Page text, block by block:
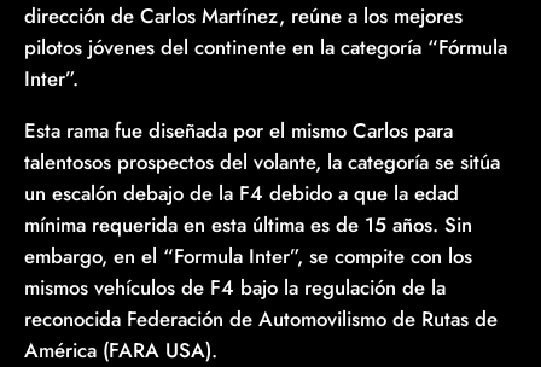
dirección de Carlos Martínez, reúne a los mejores
pilotos jóvenes del continente en la categoría “Fórmula
Inter”.
Esta rama fue diseñada por el mismo Carlos para
talentosos prospectos del volante, la categoría se sitúa
un escalón debajo de la F4 debido a que la edad
mínima requerida en esta última es de 15 años. Sin
embargo, en el “Formula Inter”, se compite con los
mismos vehículos de F4 bajo la regulación de la
reconocida Federación de Automovilismo de Rutas de
América (FARA USA).